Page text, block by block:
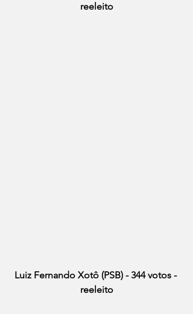
reeleito
Luiz Fernando Xotô (PSB) - 344 votos -
reeleito